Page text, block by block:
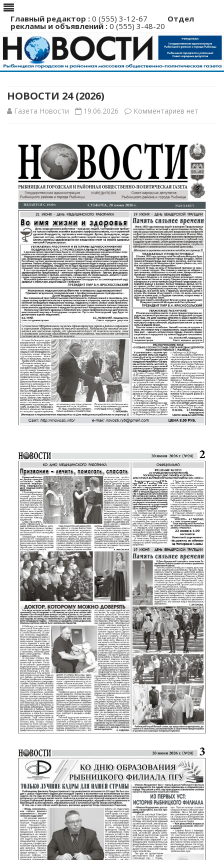
Главный редактор : 0 (555) 3-12-67 Отдел
рекламы и объявлений : 0 (555) 3-48-20
Перейти
НОВОСТИ 24 (2026)
Газета Новости 19.06.2026 Комментариев к
НОВОСТИ
24
(2026)
нет